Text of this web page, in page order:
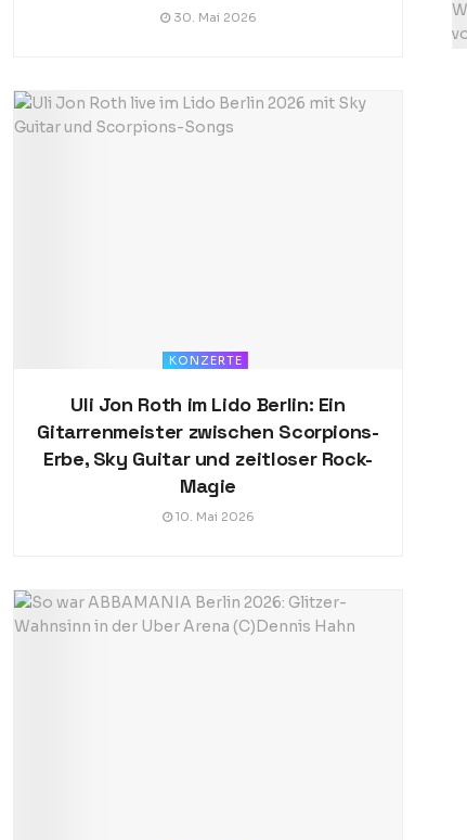
30. Mai 2026
KONZERTE
Uli Jon Roth im Lido Berlin: Ein
Gitarrenmeister zwischen Scorpions-
Erbe, Sky Guitar und zeitloser Rock-
Magie
10. Mai 2026